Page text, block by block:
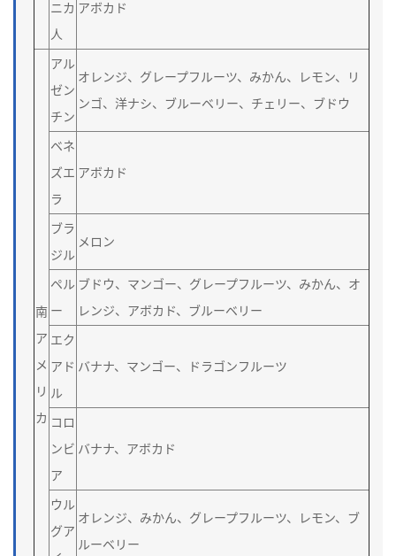
ニカ
人
アボカド
南
ア
メ
リ
カ
アル
ゼン
チン
オレンジ、グレープフルーツ、みかん、レモン、リ
ンゴ、洋ナシ、ブルーベリー、チェリー、ブドウ
ベネ
ズエ
ラ
アボカド
ブラ
ジル
メロン
ペル
ー
ブドウ、マンゴー、グレープフルーツ、みかん、オ
レンジ、アボカド、ブルーベリー
エク
アド
ル
バナナ、マンゴー、ドラゴンフルーツ
コロ
ンビ
ア
バナナ、アボカド
ウル
グア
オレンジ、みかん、グレープフルーツ、レモン、ブ
ルーベリー